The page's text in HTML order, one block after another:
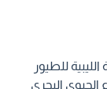
للطيور
الحيوي البحري